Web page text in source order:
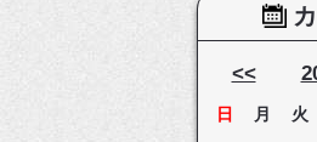
<<
日 月 火